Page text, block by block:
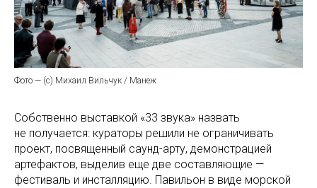
Фото — (с) Михаил Вильчук / Манеж
Собственно выставкой «33 звука» назвать
не получается: кураторы решили не ограничивать
проект, посвященный саунд-арту, демонстрацией
артефактов, выделив еще две составляющие —
фестиваль и инсталляцию. Павильон в виде морской